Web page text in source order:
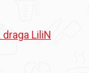
LiliN